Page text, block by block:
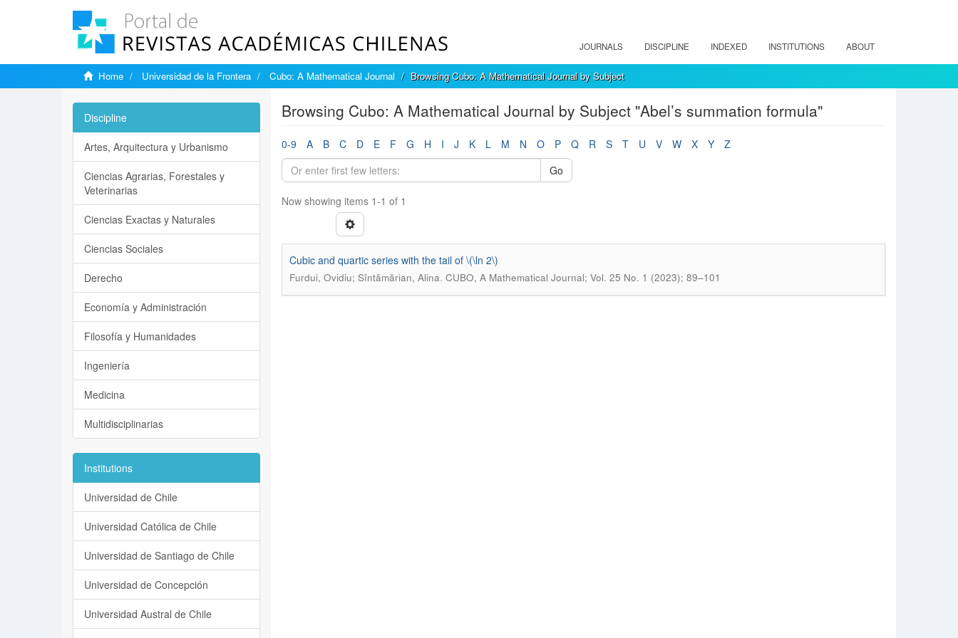
JOURNALS DISCIPLINE INDEXED INSTITUTIONS ABOUT
Home Universidad de la Frontera Cubo: A Mathematical Journal Browsing Cubo: A Mathematical Journal by Subject
Browsing Cubo: A Mathematical Journal by Subject "Abel’s summation formula"
0-9 A B C D E F G H I J K L M N O P Q R S T U V W X Y
Z
Go
Now showing items 1-1 of 1
Cubic and quartic series with the tail of \(\ln 2\)
Furdui, Ovidiu; Sîntămărian, Alina. CUBO, A Mathematical Journal; Vol. 25 No. 1 (2023); 89–101
Discipline
Artes, Arquitectura y Urbanismo
Ciencias Agrarias, Forestales y
Veterinarias
Ciencias Exactas y Naturales
Ciencias Sociales
Derecho
Economía y Administración
Filosofía y Humanidades
Ingeniería
Medicina
Multidisciplinarias
Institutions
Universidad de Chile
Universidad Católica de Chile
Universidad de Santiago de Chile
Universidad de Concepción
Universidad Austral de Chile